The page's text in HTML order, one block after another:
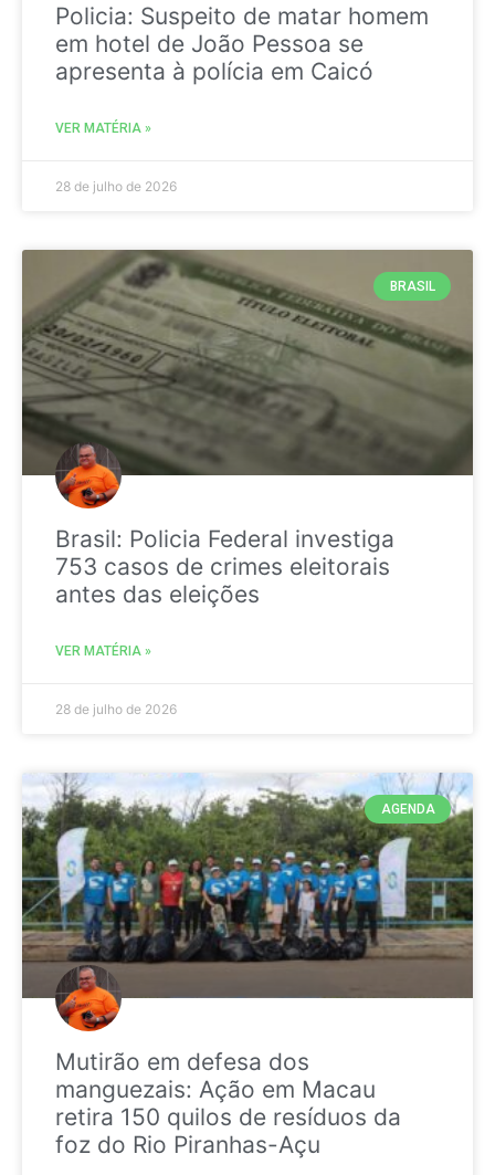
Policia: Suspeito de matar homem
em hotel de João Pessoa se
apresenta à polícia em Caicó
VER MATÉRIA »
28 de julho de 2026
BRASIL
Brasil: Policia Federal investiga
753 casos de crimes eleitorais
antes das eleições
VER MATÉRIA »
28 de julho de 2026
AGENDA
Mutirão em defesa dos
manguezais: Ação em Macau
retira 150 quilos de resíduos da
foz do Rio Piranhas-Açu